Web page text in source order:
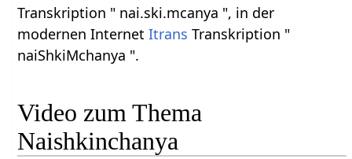
Transkription " nai.ski.mcanya ", in der
modernen InternetItrans Transkription "
naiShkiMchanya ".
Video zum Thema
Naishkinchanya